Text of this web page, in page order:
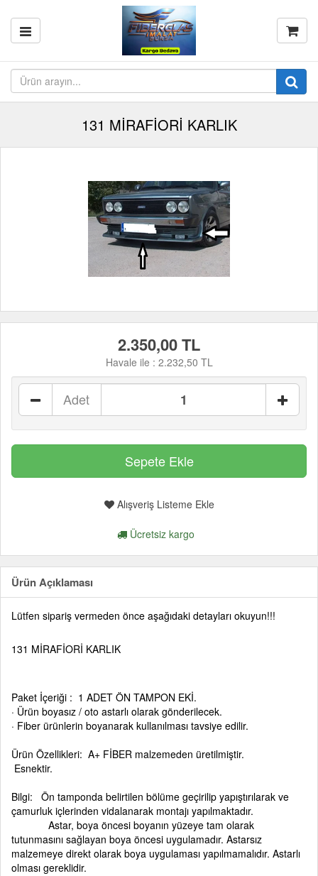
131 MİRAFİORİ KARLIK
2.350,00 TL
Havale ile : 2.232,50 TL
Adet
Alışveriş Listeme Ekle
Ücretsiz kargo
Ürün Açıklaması
Lütfen sipariş vermeden önce aşağıdaki detayları okuyun!!!
131 MİRAFİORİ KARLIK
Paket İçeriği : 1 ADET ÖN TAMPON EKİ.
· Ürün boyasız / oto astarlı olarak gönderilecek.
· Fiber ürünlerin boyanarak kullanılması tavsiye edilir.
Ürün Özellikleri: A+ FİBER malzemeden üretilmiştir.
Esnektir.
Bilgi: Ön tamponda belirtilen bölüme geçirilip yapıştırılarak ve
çamurluk içlerinden vidalanarak montajı yapılmaktadır.
Astar, boya öncesi boyanın yüzeye tam olarak
tutunmasını sağlayan boya öncesi uygulamadır. Astarsız
malzemeye direkt olarak boya uygulaması yapılmamalıdır. Astarlı
olması gereklidir.